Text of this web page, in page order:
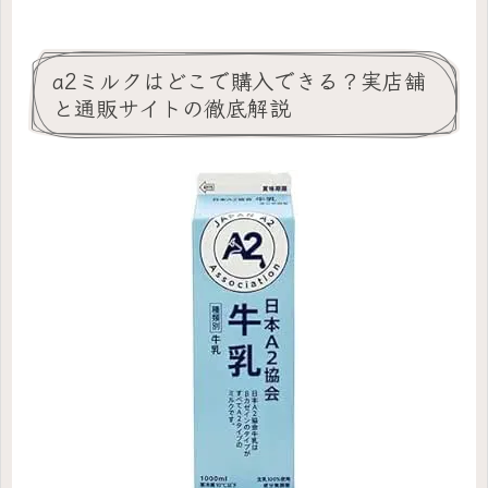
a2ミルクはどこで購入できる？実店舗
と通販サイトの徹底解説